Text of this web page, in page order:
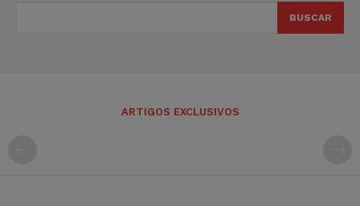
BUSCAR
ARTIGOS EXCLUSIVOS